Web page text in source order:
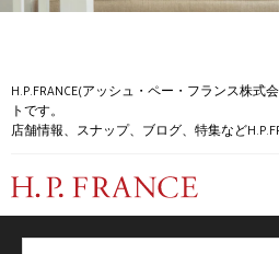
H.P.FRANCE(アッシュ・ペー・フランス株式
トです。
店舗情報、スナップ、ブログ、特集など